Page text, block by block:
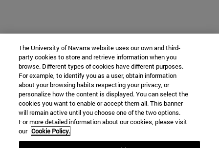
The University of Navarra website uses our own and third-
party cookies to store and retrieve information when you
browse. Different types of cookies have different purposes.
For example, to identify you as a user, obtain information
about your browsing habits respecting your privacy, or
personalize how the content is displayed. You can select the
cookies you want to enable or accept them all. This banner
will remain active until you choose one of the two options.
For more detailed information about our cookies, please visit
our Cookie Policy.